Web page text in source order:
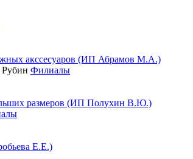
акссесуаров (ИП Абрамов М.А.)
Рубин Филиалы
размеров (ИП Полухин В.Ю.)
Е.Е.)